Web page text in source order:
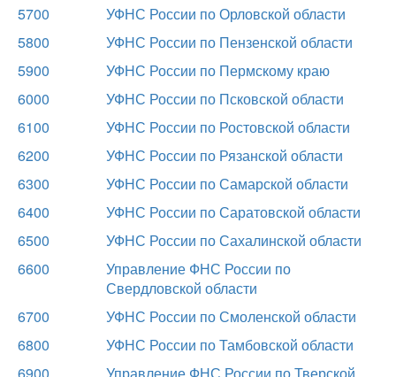
5700
УФНС России по Орловской области
5800
УФНС России по Пензенской области
5900
УФНС России по Пермскому краю
6000
УФНС России по Псковской области
6100
УФНС России по Ростовской области
6200
УФНС России по Рязанской области
6300
УФНС России по Самарской области
6400
УФНС России по Саратовской области
6500
УФНС России по Сахалинской области
6600
Управление ФНС России по
Свердловской области
6700
УФНС России по Смоленской области
6800
УФНС России по Тамбовской области